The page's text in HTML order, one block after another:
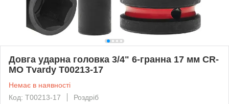
Довга ударна головка 3/4" 6-гранна 17 мм CR-
MO Tvardy T00213-17
Немає в наявності
Код: T00213-17
Роздріб